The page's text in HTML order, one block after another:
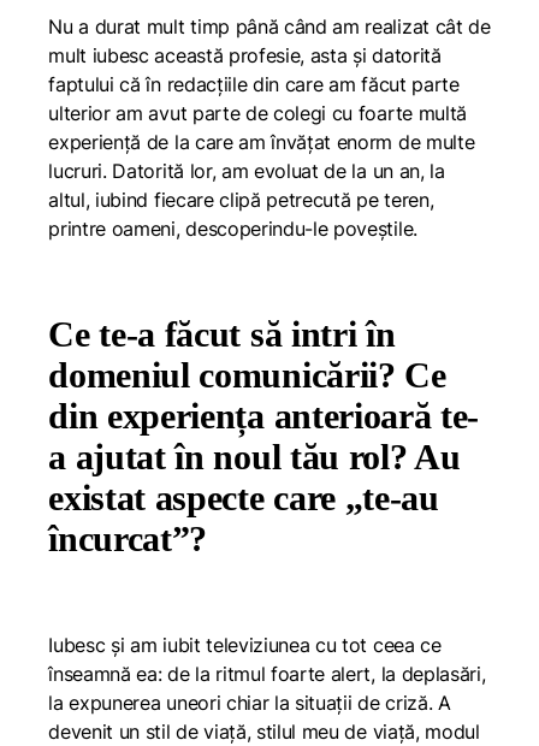
Nu a durat mult timp până când am realizat cât de
mult iubesc această profesie, asta și datorită
faptului că în redacțiile din care am făcut parte
ulterior am avut parte de colegi cu foarte multă
experiență de la care am învățat enorm de multe
lucruri. Datorită lor, am evoluat de la un an, la
altul, iubind fiecare clipă petrecută pe teren,
printre oameni, descoperindu-le poveștile.
Ce te-a făcut să intri în
domeniul comunicării? Ce
din experiența anterioară te-
a ajutat în noul tău rol? Au
existat aspecte care „te-au
încurcat”?
Iubesc și am iubit televiziunea cu tot ceea ce
înseamnă ea: de la ritmul foarte alert, la deplasări,
la expunerea uneori chiar la situații de criză. A
devenit un stil de viață, stilul meu de viață, modul